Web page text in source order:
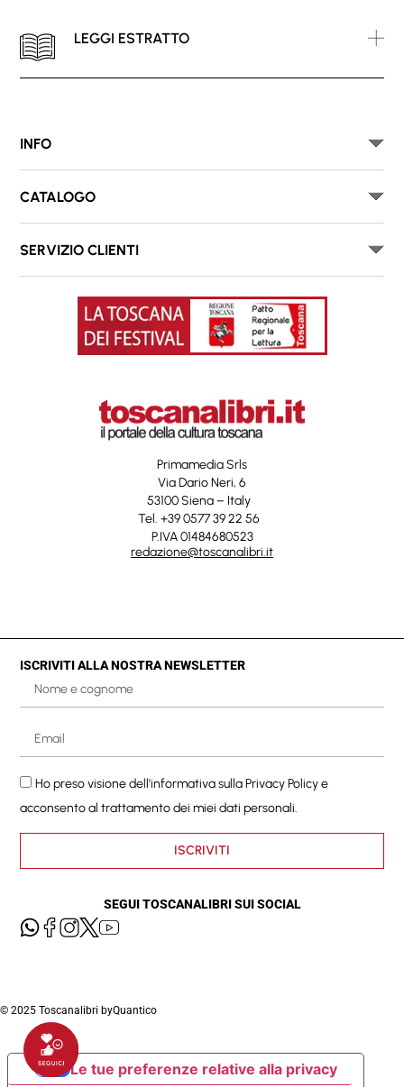
LEGGI ESTRATTO
INFO
CATALOGO
SERVIZIO CLIENTI
Primamedia Srls
Via Dario Neri, 6
53100 Siena – Italy
Tel. +39 0577 39 22 56
P.IVA 01484680523
redazione@toscanalibri.it
ISCRIVITI ALLA NOSTRA NEWSLETTER
Ho preso visione dell'informativa sullaPrivacy Policye
acconsento al trattamento dei miei dati personali.
ISCRIVITI
SEGUI TOSCANALIBRI SUI SOCIAL
© 2025 Toscanalibri byQuantico
Le tue preferenze relative alla privacy